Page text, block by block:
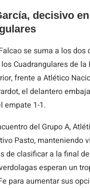
decisivo en
se suma a los dos
Cuadrangulares de la
frente a Atlético
el delantero
empate 1-1.
del Grupo A,
Pasto, manteniendo
de clasificar a la final
esperan un
para aumentar sus